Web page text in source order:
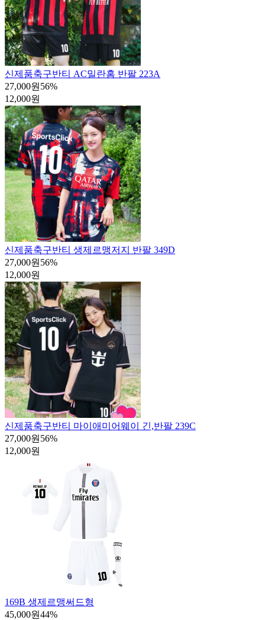
신제품축구반티 AC밀란홈 반팔 223A
27,000원 56%
12,000원
신제품축구반티 생제르맹저지 반팔 349D
27,000원 56%
12,000원
신제품축구반티 마이애미어웨이 긴,반팔 239C
27,000원 56%
12,000원
169B 생제르맹써드형
45,000원44%